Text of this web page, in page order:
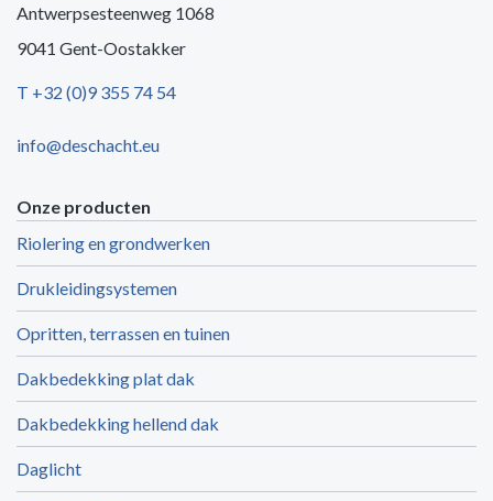
Antwerpsesteenweg 1068
9041 Gent-Oostakker
T +32 (0)9 355 74 54
info@deschacht.eu
Onze producten
Riolering en grondwerken
Drukleidingsystemen
Opritten, terrassen en tuinen
Dakbedekking plat dak
Dakbedekking hellend dak
Daglicht